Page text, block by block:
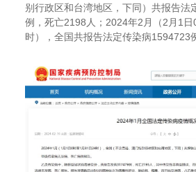
别行政区和台湾地区，下同）共报告法
例，死亡2198人；2024年2月（2月1
时），全国共报告法定传染病1594723